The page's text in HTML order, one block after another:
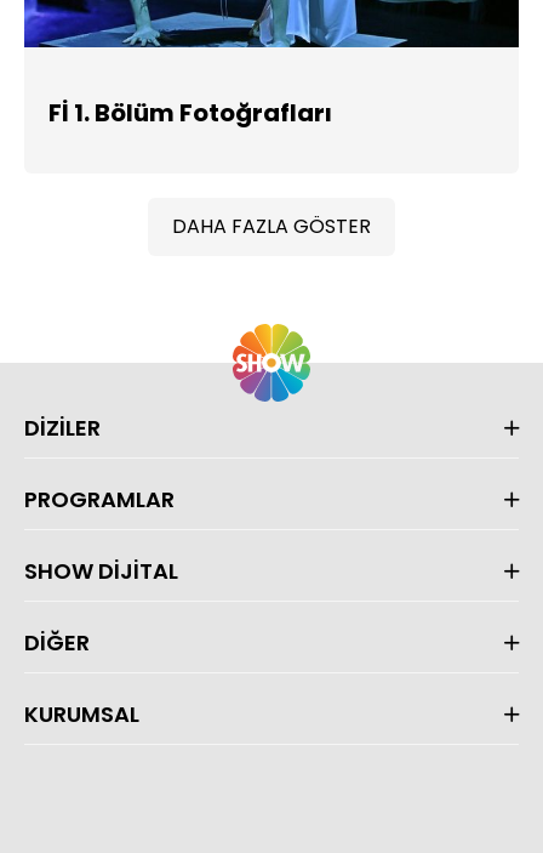
Fİ 1. Bölüm Fotoğrafları
DAHA FAZLA GÖSTER
DİZİLER
PROGRAMLAR
SHOW DİJİTAL
DİĞER
KURUMSAL